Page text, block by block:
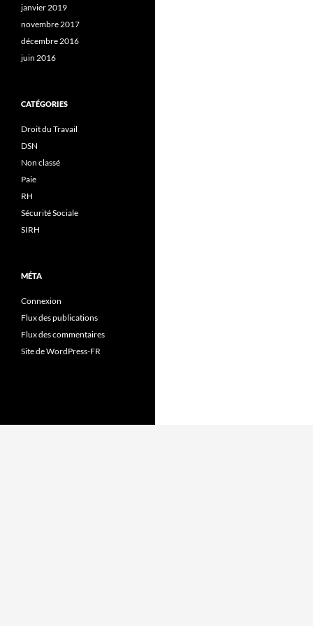
janvier 2019
novembre 2017
décembre 2016
juin 2016
CATÉGORIES
Droit du Travail
DSN
Non classé
Paie
RH
Sécurité Sociale
SIRH
MÉTA
Connexion
Flux des publications
Flux des commentaires
Site de WordPress-FR